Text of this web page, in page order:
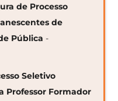
de Processo
de
Pública -
Seletivo
Professor Formador